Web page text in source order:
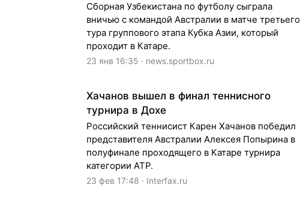
Сборная Узбекистана по футболу сыграла
вничью с командой Австралии в матче третьего
тура группового этапа Кубка Азии, который
проходит в Катаре.
23 янв 16:35 · news.sportbox.ru
Хачанов вышел в финал теннисного
турнира в Дохе
Российский теннисист Карен Хачанов победил
представителя Австралии Алексея Попырина в
полуфинале проходящего в Катаре турнира
категории ATP.
23 фев 17:48 · Interfax.ru